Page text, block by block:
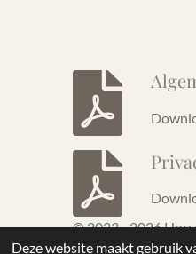
Deze website maakt gebruik
© 2023 - 2026